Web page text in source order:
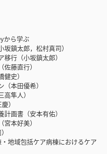
ら学ぶ
鎮太郎，松村真司）
行（小坂鎮太郎）
藤直行）
史）
本田優希）
隼人）
）
画書（安本有佑）
本好美）
地域包括ケア病棟におけるケア